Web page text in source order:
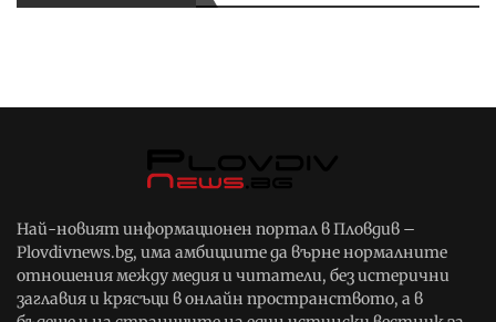
Най-новият информационен портал в Пловдив –
Plovdivnews.bg, има амбициите да върне нормалните
отношения между медия и читатели, без истерични
заглавия и крясъци в онлайн пространството, а в